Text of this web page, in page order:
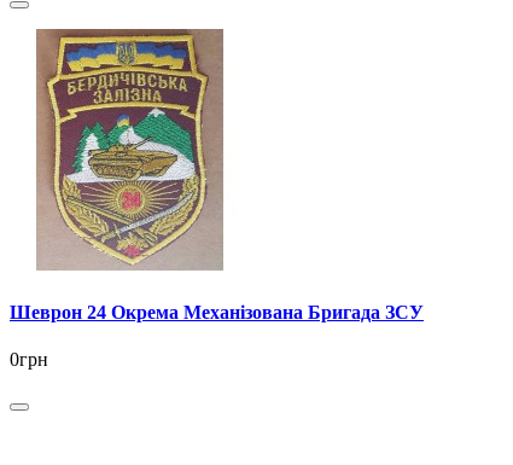
Шеврон 24 Окрема Механізована Бригада ЗСУ
0грн